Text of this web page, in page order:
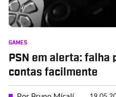
GAMES
PSN em alerta: falha
contas facilmente